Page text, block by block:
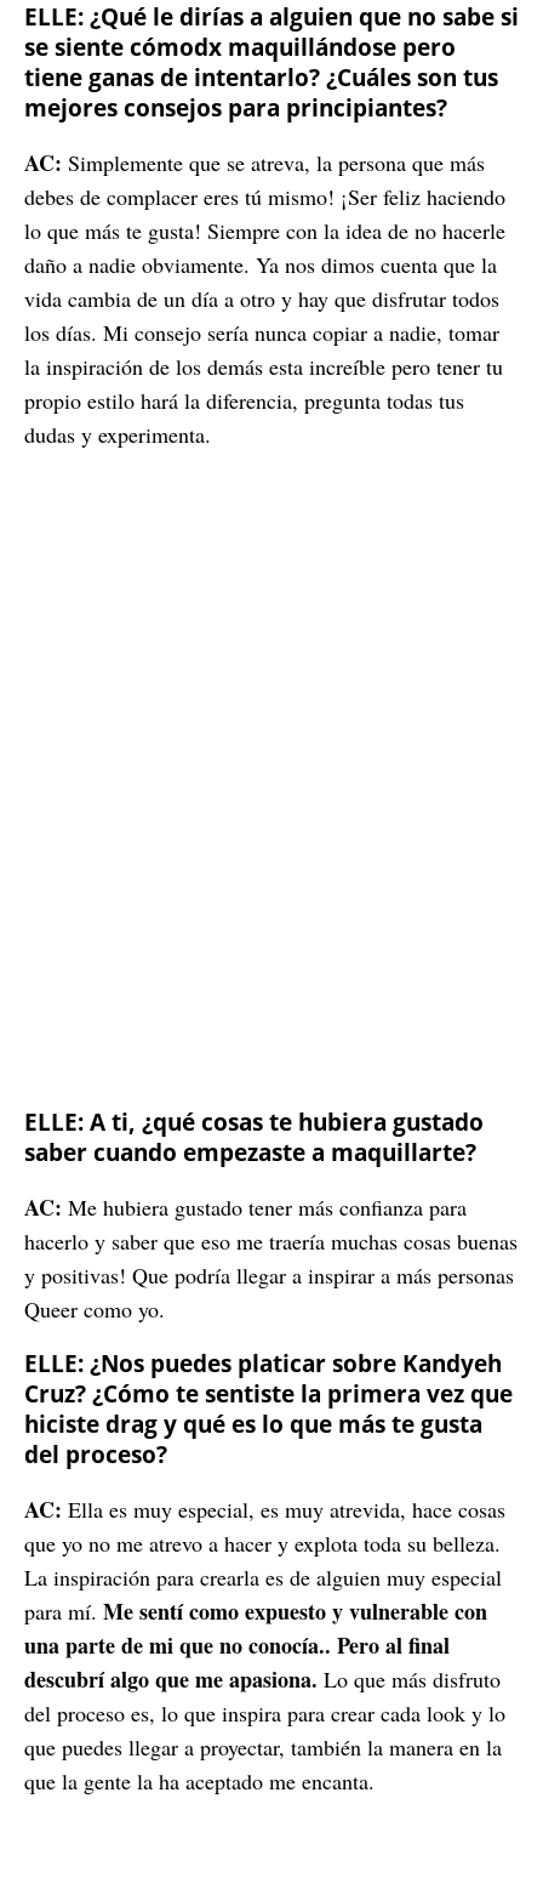
ELLE: ¿Qué le dirías a alguien que no sabe si
se siente cómodx maquillándose pero
tiene ganas de intentarlo? ¿Cuáles son tus
mejores consejos para principiantes?
AC: Simplemente que se atreva, la persona que más
debes de complacer eres tú mismo! ¡Ser feliz haciendo
lo que más te gusta! Siempre con la idea de no hacerle
daño a nadie obviamente. Ya nos dimos cuenta que la
vida cambia de un día a otro y hay que disfrutar todos
los días. Mi consejo sería nunca copiar a nadie, tomar
la inspiración de los demás esta increíble pero tener tu
propio estilo hará la diferencia, pregunta todas tus
dudas y experimenta.
ELLE: A ti, ¿qué cosas te hubiera gustado
saber cuando empezaste a maquillarte?
AC: Me hubiera gustado tener más confianza para
hacerlo y saber que eso me traería muchas cosas buenas
y positivas! Que podría llegar a inspirar a más personas
Queer como yo.
ELLE: ¿Nos puedes platicar sobre Kandyeh
Cruz? ¿Cómo te sentiste la primera vez que
hiciste drag y qué es lo que más te gusta
del proceso?
AC: Ella es muy especial, es muy atrevida, hace cosas
que yo no me atrevo a hacer y explota toda su belleza.
La inspiración para crearla es de alguien muy especial
para mí. Me sentí como expuesto y vulnerable con
una parte de mi que no conocía.. Pero al final
descubrí algo que me apasiona. Lo que más disfruto
del proceso es, lo que inspira para crear cada look y lo
que puedes llegar a proyectar, también la manera en la
que la gente la ha aceptado me encanta.